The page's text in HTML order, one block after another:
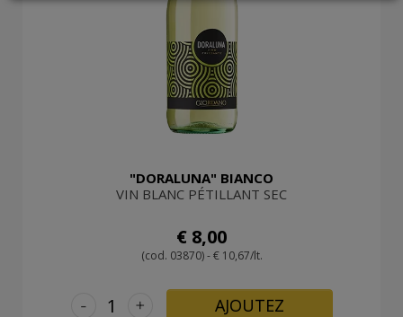
"DORALUNA" BIANCO
VIN BLANC PÉTILLANT SEC
€ 8,00
(cod. 03870) - € 10,67/lt.
+
- AJOUTEZ